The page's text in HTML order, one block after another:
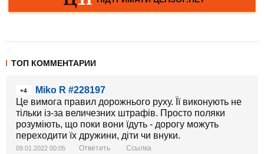
ТОП КОММЕНТАРИИ
+4
Miko R #228197
Це вимога правил дорожнього руху. Її виконують не
тільки із-за величезних штрафів. Просто поляки
розуміють, що поки вони їдуть - дорогу можуть
переходити їх дружини, діти чи внуки.
09.01.2022 00:05 Ответить Ссылка